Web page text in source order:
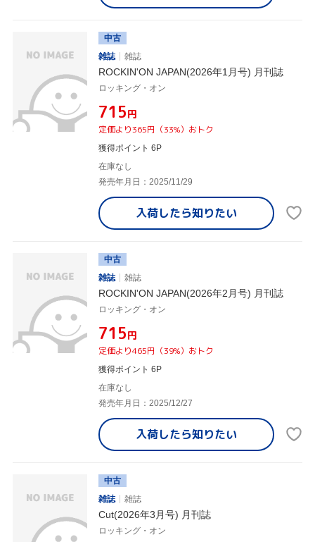
中古
雑誌
雑誌
ROCKIN'ON JAPAN(2026年1月号) 月刊誌
ロッキング・オン
¥715円
定価より365円（33%）おトク
獲得ポイント 6P
在庫なし
発売年月日：2025/11/29
入荷したら知りたい
中古
雑誌
雑誌
ROCKIN'ON JAPAN(2026年2月号) 月刊誌
ロッキング・オン
¥715円
定価より465円（39%）おトク
獲得ポイント 6P
在庫なし
発売年月日：2025/12/27
入荷したら知りたい
中古
雑誌
雑誌
Cut(2026年3月号) 月刊誌
ロッキング・オン